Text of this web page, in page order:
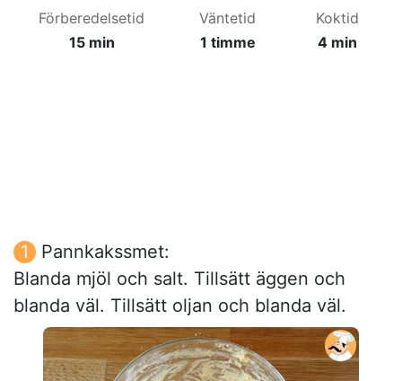
Förberedelsetid
15 min
Väntetid
1 timme
Koktid
4 min
Pannkakssmet:
Blanda mjöl och salt. Tillsätt äggen och
blanda väl. Tillsätt oljan och blanda väl.